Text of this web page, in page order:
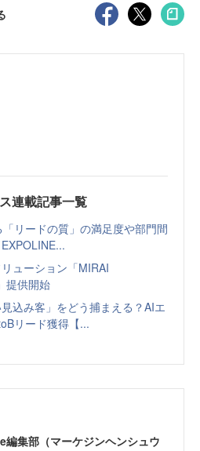
連載記事一覧
リードの質」の満足度や部門間
ューション「MIRAI
提供開始
込み客」をどう捕まえる？AIエ
リード獲得【...
編集部（マーケジンヘンシュウ